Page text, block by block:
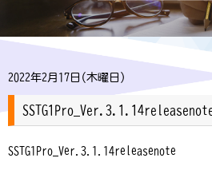
2022年2月17日(木曜日)
SSTG1Pro_Ver.3.1.14releasenote